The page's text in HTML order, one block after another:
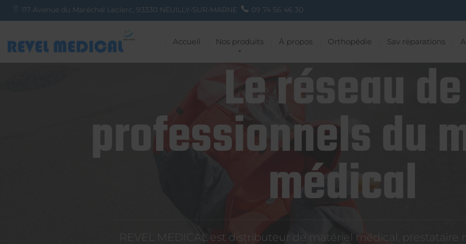
117 Avenue du Maréchal Leclerc, 93330 NEUILLY-SUR-MARNE 09 74 56 46 30
Accueil Nos produits À propos Orthopédie Sav réparations
Le réseau de
professionnels du
médical
REVEL MEDICAL est distributeur de matériel médical,